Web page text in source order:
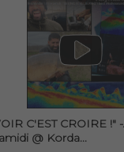
C'EST CROIRE !"
@ Korda...